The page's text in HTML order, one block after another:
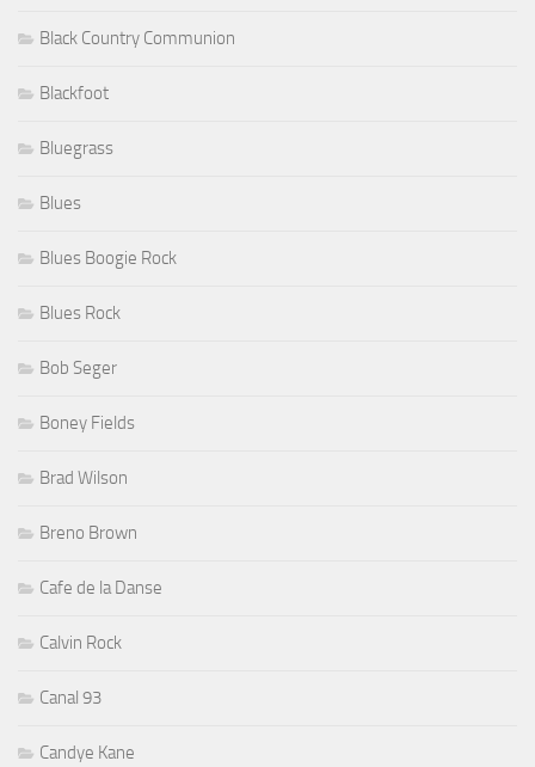
Black Country Communion
Blackfoot
Bluegrass
Blues
Blues Boogie Rock
Blues Rock
Bob Seger
Boney Fields
Brad Wilson
Breno Brown
Cafe de la Danse
Calvin Rock
Canal 93
Candye Kane